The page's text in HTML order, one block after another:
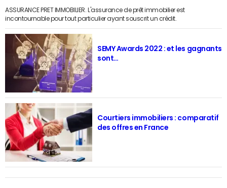
ASSURANCE PRET IMMOBILIER. L'assurance de prêt immobilier est
incontournable pour tout particulier ayant souscrit un crédit.
SEMY Awards 2022 : et les gagnants
sont…
Courtiers immobiliers : comparatif
des offres en France